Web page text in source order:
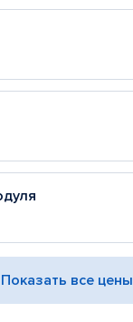
Показать все цены